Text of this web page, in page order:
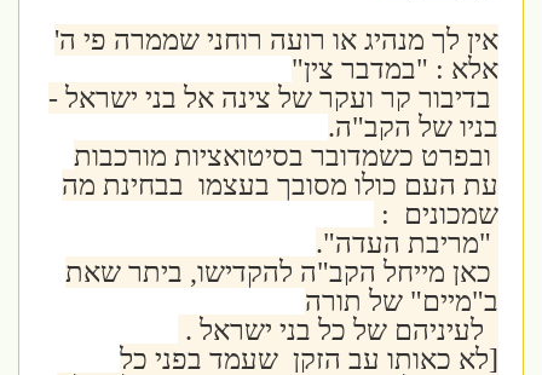
אין לך מנהיג או רועה רוחני שממרה פי ה'
אלא : "במדבר צין"
בדיבור קר ועקר של צינה אל בני ישראל -
בניו של הקב"ה.
ובפרט כשמדובר בסיטואציות מורכבות
עת העם כולו מסובך בעצמו בבחינת מה
שמכונים :
"מריבת העדה".
כאן מייחל הקב"ה להקדישו, ביתר שאת
ב"מיים" של תורה
לעיניהם של כל בני ישראל .
[לא כאותו עב הזקן שעמד בפני כל